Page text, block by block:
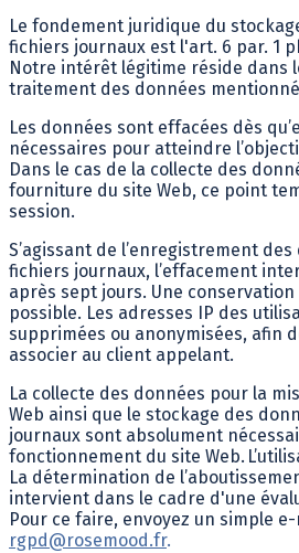
Le fondement juridique du
fichiers journaux est l'art. 6 par. 1
Notre intérêt légitime réside dans
traitement des données
Les données sont effacées dès
nécessaires pour atteindre
Dans le cas de la collecte des
fourniture du site Web, ce point
session.
S’agissant de l’enregistrement
fichiers journaux, l’effacement
après sept jours. Une
possible. Les adresses IP des
supprimées ou anonymisées, afin
associer au client appelant.
La collecte des données pour la
Web ainsi que le stockage des
journaux sont absolument
fonctionnement du site Web.
La détermination de
intervient dans le cadre d'une
Pour ce faire, envoyez un simple
rgpd@rosemood.fr.